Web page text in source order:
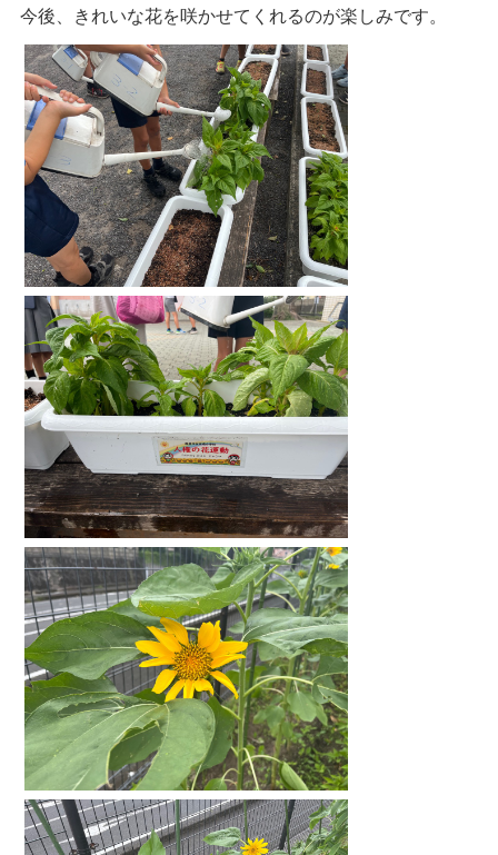
今後、きれいな花を咲かせてくれるのが楽しみです。